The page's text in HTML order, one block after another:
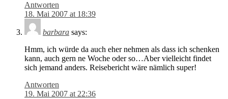
Antworten
18. Mai 2007 at 18:39
barbara says:
Hmm, ich würde da auch eher nehmen als dass ich schenken
kann, auch gern ne Woche oder so…Aber vielleicht findet
sich jemand anders. Reisebericht wäre nämlich super!
Antworten
19. Mai 2007 at 22:36